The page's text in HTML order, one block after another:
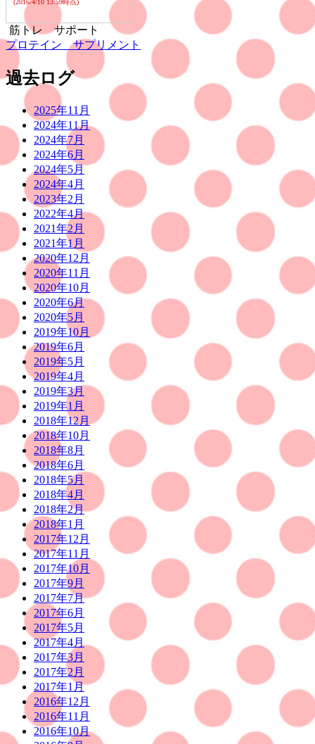
(2016/4/10 13:59時点)
筋トレ サポート
プロテイン サプリメント
過去ログ
2025年11月
2024年11月
2024年7月
2024年6月
2024年5月
2024年4月
2023年2月
2022年4月
2021年2月
2021年1月
2020年12月
2020年11月
2020年10月
2020年6月
2020年5月
2019年10月
2019年6月
2019年5月
2019年4月
2019年3月
2019年1月
2018年12月
2018年10月
2018年8月
2018年6月
2018年5月
2018年4月
2018年2月
2018年1月
2017年12月
2017年11月
2017年10月
2017年9月
2017年7月
2017年6月
2017年5月
2017年4月
2017年3月
2017年2月
2017年1月
2016年12月
2016年11月
2016年10月